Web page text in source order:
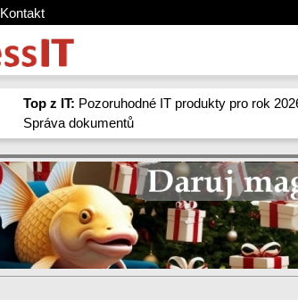
Kontakt
Top z IT: Pozoruhodné IT produkty pro rok
Správa dokumentů